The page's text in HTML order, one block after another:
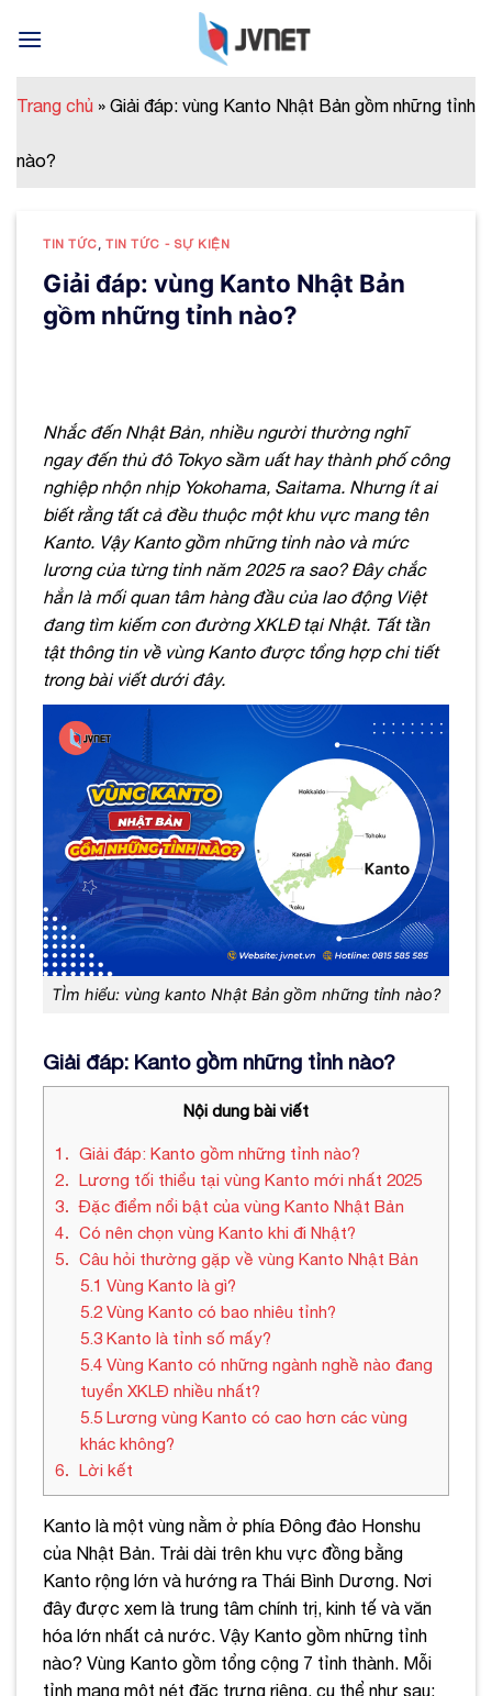
Trang chủ » Giải đáp: vùng Kanto Nhật Bản gồm những tỉnh
nào?
TIN TỨC ,TIN TỨC - SỰ KIỆN
Giải đáp: vùng Kanto Nhật Bản
gồm những tỉnh nào?
Nhắc đến Nhật Bản, nhiều người thường nghĩ
ngay đến thủ đô Tokyo sầm uất hay thành phố công
nghiệp nhộn nhịp Yokohama, Saitama. Nhưng ít ai
biết rằng tất cả đều thuộc một khu vực mang tên
Kanto. Vậy Kanto gồm những tỉnh nào và mức
lương của từng tỉnh năm 2025 ra sao? Đây chắc
hẳn là mối quan tâm hàng đầu của lao động Việt
đang tìm kiếm con đường XKLĐ tại Nhật. Tất tần
tật thông tin về vùng Kanto được tổng hợp chi tiết
trong bài viết dưới đây.
TÌm hiểu: vùng kanto Nhật Bản gồm những tỉnh nào?
Giải đáp: Kanto gồm những tỉnh nào?
Nội dung bài viết
1
Giải đáp: Kanto gồm những tỉnh nào?
2
Lương tối thiểu tại vùng Kanto mới nhất 2025
3
Đặc điểm nổi bật của vùng Kanto Nhật Bản
4
Có nên chọn vùng Kanto khi đi Nhật?
5
Câu hỏi thường gặp về vùng Kanto Nhật Bản
5.1 Vùng Kanto là gì?
5.2Vùng Kanto có bao nhiêu tỉnh?
5.3Kanto là tỉnh số mấy?
5.4Vùng Kanto có những ngành nghề nào đang
tuyển XKLĐ nhiều nhất?
5.5Lương vùng Kanto có cao hơn các vùng
khác không?
6
Lời kết
Kanto là một vùng nằm ở phía Đông đảo Honshu
của Nhật Bản. Trải dài trên khu vực đồng bằng
Kanto rộng lớn và hướng ra Thái Bình Dương. Nơi
đây được xem là trung tâm chính trị, kinh tế và văn
hóa lớn nhất cả nước. Vậy Kanto gồm những tỉnh
nào? Vùng Kanto gồm tổng cộng 7 tỉnh thành. Mỗi
tỉnh mang một nét đặc trưng riêng, cụ thể như sau: